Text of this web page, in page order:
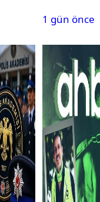
1 gün önce